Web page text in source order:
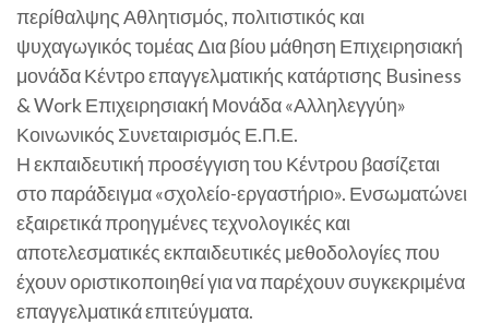
περίθαλψης Αθλητισμός, πολιτιστικός και
ψυχαγωγικός τομέας Δια βίου μάθηση Επιχειρησιακή
μονάδα Κέντρο επαγγελματικής κατάρτισης Business
& Work Επιχειρησιακή Μονάδα «Αλληλεγγύη»
Κοινωνικός Συνεταιρισμός Ε.Π.Ε.
Η εκπαιδευτική προσέγγιση του Κέντρου βασίζεται
στο παράδειγμα «σχολείο-εργαστήριο». Ενσωματώνει
εξαιρετικά προηγμένες τεχνολογικές και
αποτελεσματικές εκπαιδευτικές μεθοδολογίες που
έχουν οριστικοποιηθεί για να παρέχουν συγκεκριμένα
επαγγελματικά επιτεύγματα.